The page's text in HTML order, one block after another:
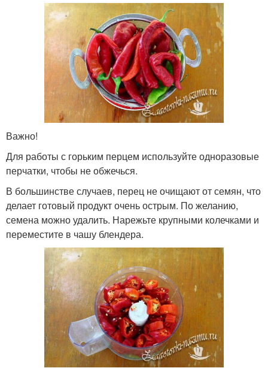
Важно!
Для работы с горьким перцем используйте одноразовые
перчатки, чтобы не обжечься.
В большинстве случаев, перец не очищают от семян, что
делает готовый продукт очень острым. По желанию,
семена можно удалить. Нарежьте крупными колечками и
переместите в чашу блендера.